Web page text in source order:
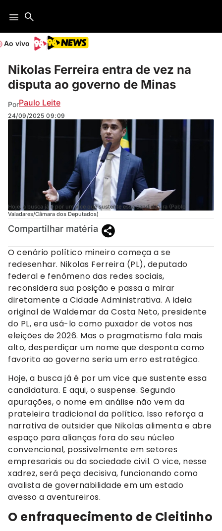
Ao vivo
Nikolas Ferreira entra de vez na
disputa ao governo de Minas
PorPaulo Leite
24/09/2025 09:09
Hoje, a busca já é por um vice que sustente essa candidatura (Pablo
Valadares/Câmara dos Deputados)
Compartilhar matéria
O cenário político mineiro começa a se
redesenhar. Nikolas Ferreira (PL), deputado
federal e fenômeno das redes sociais,
reconsidera sua posição e passa a mirar
diretamente a Cidade Administrativa. A ideia
original de Waldemar da Costa Neto, presidente
do PL, era usá-lo como puxador de votos nas
eleições de 2026. Mas o pragmatismo fala mais
alto, desperdiçar um nome que desponta como
favorito ao governo seria um erro estratégico.
Hoje, a busca já é por um vice que sustente essa
candidatura. E aqui, o suspense. Segundo
apurações, o nome em análise não vem da
prateleira tradicional da política. Isso reforça a
narrativa de outsider que Nikolas alimenta e abre
espaço para alianças fora do seu núcleo
convencional, possivelmente em setores
empresariais ou da sociedade civil. O vice, nesse
xadrez, será peça decisiva, funcionando como
avalista de governabilidade em um estado
avesso a aventureiros.
O enfraquecimento de Cleitinho